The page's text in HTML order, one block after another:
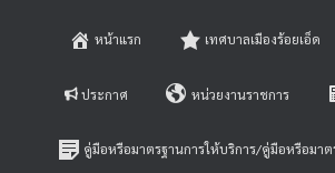
หน้าแรก เทศบาลเมืองร้อยเอ็ด
ประกาศ หน่วยงานราชการ
คู่มือหรือมาตรฐานการให้บริการ/คู่มือหรือมา